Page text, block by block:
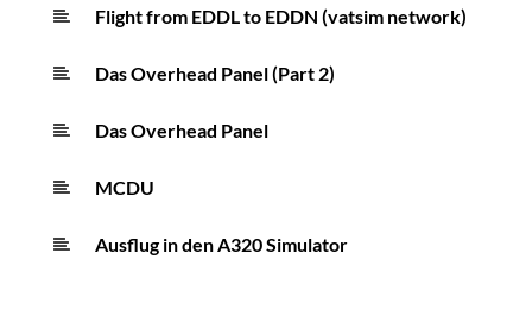
Flight from EDDL to EDDN (vatsim network)
Das Overhead Panel (Part 2)
Das Overhead Panel
MCDU
Ausflug in den A320 Simulator